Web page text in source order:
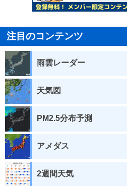
注目のコンテンツ
雨雲レーダー
天気図
PM2.5分布予測
アメダス
2週間天気